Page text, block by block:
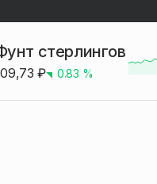
стерлингов
₽ 0.83 %